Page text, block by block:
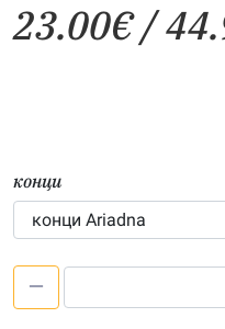
23.00€/
конци